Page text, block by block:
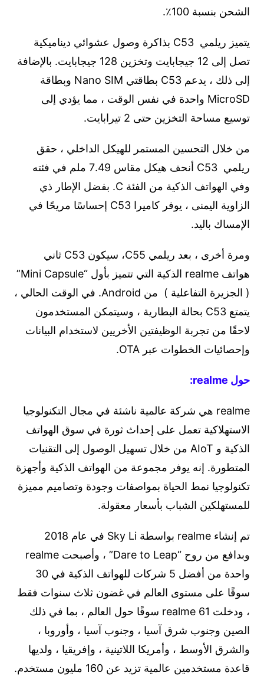
الشحن بنسبة 100٪.
يتميز ريلمي C53 بذاكرة وصول عشوائي ديناميكية
تصل إلى 12 جيجابايت وتخزين 128 جيجابايت. بالإضافة
إلى ذلك ، يدعم C53 بطاقتي Nano SIM وبطاقة
MicroSD واحدة في نفس الوقت ، مما يؤدي إلى
توسيع مساحة التخزين حتى 2 تيرابايت.
من خلال التحسين المستمر للهيكل الداخلي ، حقق
ريلمي C53 أنحف هيكل مقاس 7.49 ملم في فئته
وفي الهواتف الذكية من الفئة C. بفضل الإطار ذي
الزاوية اليمنى ، يوفر كاميرا C53 إحساسًا مريحًا في
الإمساك باليد.
ومرة أخرى ، بعد ريلمي C55، سيكون C53 ثاني
هواتف realme الذكية التي تتميز بأول “Mini Capsule”
( الجزيرة التفاعلية ) من Android. في الوقت الحالي ،
يتمتع C53 بحالة البطارية ، وسيتمكن المستخدمون
لاحقًا من تجربة الوظيفتين الأخريين لاستخدام البيانات
وإحصائيات الخطوات عبر OTA.
حول realme:
realme هي شركة عالمية ناشئة في مجال التكنولوجيا
الاستهلاكية تعمل على إحداث ثورة في سوق الهواتف
الذكية و AIoT من خلال تسهيل الوصول إلى التقنيات
المتطورة. إنه يوفر مجموعة من الهواتف الذكية وأجهزة
تكنولوجيا نمط الحياة بمواصفات وجودة وتصاميم مميزة
للمستهلكين الشباب بأسعار معقولة.
تم إنشاء realme بواسطة Sky Li في عام 2018
وبدافع من روح “Dare to Leap” ، وأصبحت realme
واحدة من أفضل 5 شركات للهواتف الذكية في 30
سوقًا على مستوى العالم في غضون ثلاث سنوات فقط
، ودخلت realme 61 سوقًا حول العالم ، بما في ذلك
الصين وجنوب شرق آسيا ، وجنوب آسيا ، وأوروبا ،
والشرق الأوسط ، وأمريكا اللاتينية ، وإفريقيا ، ولديها
قاعدة مستخدمين عالمية تزيد عن 160 مليون مستخدم.